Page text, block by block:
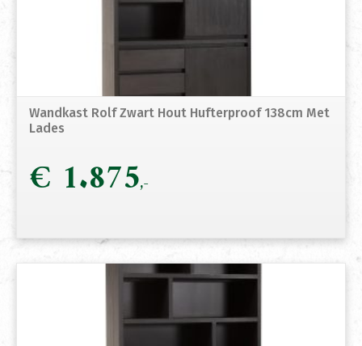
Wandkast Rolf Zwart Hout Hufterproof 138cm Met
Lades
€ 1.875